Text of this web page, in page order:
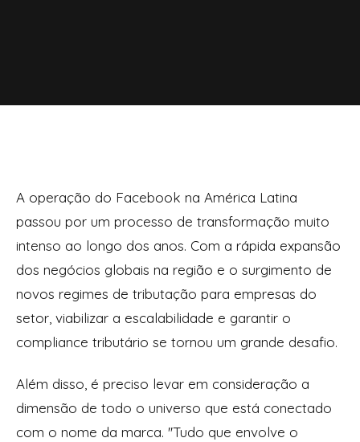
A operação do Facebook na América Latina
passou por um processo de transformação muito
intenso ao longo dos anos. Com a rápida expansão
dos negócios globais na região e o surgimento de
novos regimes de tributação para empresas do
setor, viabilizar a escalabilidade e garantir o
compliance tributário se tornou um grande desafio.
Além disso, é preciso levar em consideração a
dimensão de todo o universo que está conectado
com o nome da marca. ''Tudo que envolve o